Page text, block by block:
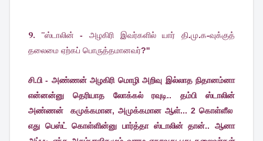
9. ''ஸ்டாலின் -அழகிரி இவர்களில் யார் தி.மு.க-வுக்குத்
தலைமை ஏற்கப் பொருத்தமானவர்?''
சி.பி - அண்ணன் அழகிரி மொழி அறிவு இல்லாத நிதானம்னா
என்னன்னு தெரியாத லோக்கல் ரவுடி.. தம்பி ஸ்டாலின்
அண்ணன் கமுக்கமான, அமுக்கமான ஆள்... 2 கொள்ளீல
எது பெஸ்ட் கொள்ளின்னு பார்த்தா ஸ்டாலின் தான்.. ஆனா